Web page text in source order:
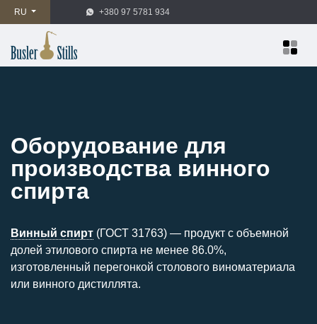
RU +380 97 5781 934
Оборудование для
производства винного
спирта
Винный спирт (ГОСТ 31763) — продукт с объемной
долей этилового спирта не менее 86.0%,
изготовленный перегонкой столового виноматериала
или винного дистиллята.